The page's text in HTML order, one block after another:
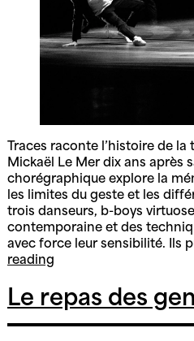
Traces raconte l’histoire de
Mickaël Le Mer dix ans après
chorégraphique explore la
les limites du geste et les
trois danseurs, b-boys
contemporaine et des
avec force leur sensibilité. Ils
readingTraces
Le repas des